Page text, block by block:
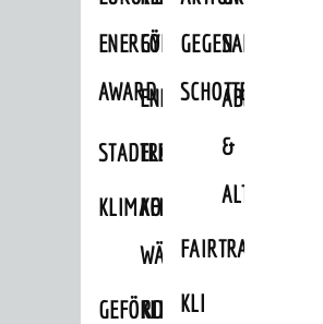
ENERGY
AWARD
FÖRDERPROGRAMME
ENERGIEBERATUNG
STADTRADELN
KLIMAFITKOMMUNALE
WÄRMEPLANUNG
GEFÖRDERTE
KLIMASCHUTZKONZEPT
GEGEN
SCHOTTERGÄRTEN
SANIERUNG/
ABFALL
&
ALTLASTEN
FAIRTRADE